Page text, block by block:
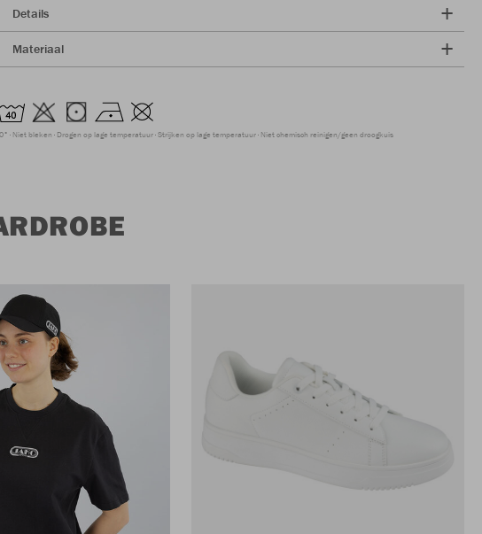
Details
Materiaal
Niet bleken Drogen op lage temperatuur Strijken op lage temperatuur Niet chemisch reinigen/geen droogkuis